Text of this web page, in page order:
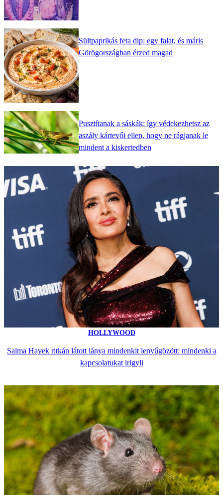
Sültpaprikás feta dip: egy falat, és máris
Görögországban érzed magad
Pusztítanak a sáskák: így védekezhetsz az
aszály kártevői ellen, hogy ne rágjanak le
mindent a kiskertedben
HOLLYWOOD
Salma Hayek ritkán látott lánya mindenkit lenyűgözött: mindenki a
kapcsolatukat irigyli